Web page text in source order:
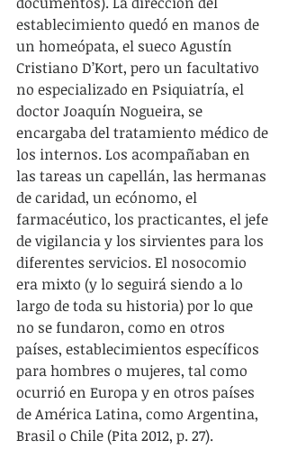
establecimiento quedó en manos de
un homeópata, el sueco Agustín
Cristiano D’Kort, pero un facultativo
no especializado en Psiquiatría, el
doctor Joaquín Nogueira, se
encargaba del tratamiento médico de
los internos. Los acompañaban en
las tareas un capellán, las hermanas
de caridad, un ecónomo, el
farmacéutico, los practicantes, el jefe
de vigilancia y los sirvientes para los
diferentes servicios. El nosocomio
era mixto (y lo seguirá siendo a lo
largo de toda su historia) por lo que
no se fundaron, como en otros
países, establecimientos específicos
para hombres o mujeres, tal como
ocurrió en Europa y en otros países
de América Latina, como Argentina,
Brasil o Chile (Pita 2012, p. 27).